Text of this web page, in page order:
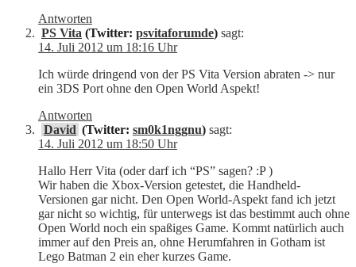
Antworten
PS Vita (Twitter: psvitaforumde) sagt:
14. Juli 2012 um 18:16 Uhr
Ich würde dringend von der PS Vita Version abraten -> nur
ein 3DS Port ohne den Open World Aspekt!
Antworten
David (Twitter: sm0k1nggnu) sagt:
14. Juli 2012 um 18:50 Uhr
Hallo Herr Vita (oder darf ich “PS” sagen? :P )
Wir haben die Xbox-Version getestet, die Handheld-
Versionen gar nicht. Den Open World-Aspekt fand ich jetzt
gar nicht so wichtig, für unterwegs ist das bestimmt auch ohne
Open World noch ein spaßiges Game. Kommt natürlich auch
immer auf den Preis an, ohne Herumfahren in Gotham ist
Lego Batman 2 ein eher kurzes Game.